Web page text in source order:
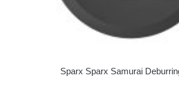
Sparx Sparx Samurai